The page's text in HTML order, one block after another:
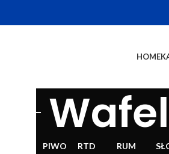
HOME
Wafel
PIWO RTD RUM